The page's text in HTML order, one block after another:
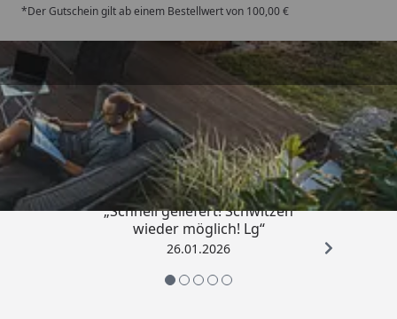
*Der Gutschein gilt ab einem Bestellwert von 100,00 €
Trusted Shops
„Schnell geliefert! Schwitzen
wieder möglich! Lg“
26.01.2026